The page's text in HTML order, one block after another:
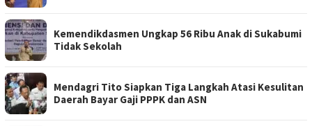
Kemendikdasmen Ungkap 56 Ribu Anak di Sukabumi
Tidak Sekolah
Mendagri Tito Siapkan Tiga Langkah Atasi Kesulitan
Daerah Bayar Gaji PPPK dan ASN